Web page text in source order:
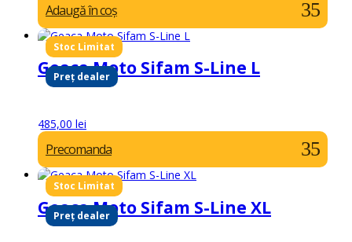
Adaugă în coș
Preț dealer
Geaca Moto Sifam S-Line L
485,00 lei
Precomanda
Preț dealer
Geaca Moto Sifam S-Line XL